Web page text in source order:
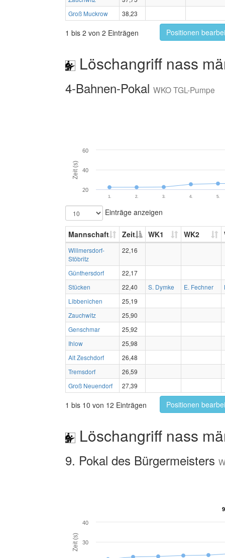
Groß Muckrow
38,23
1 bis 2 von 2 Einträgen Positionen
Löschangriff nass
4-Bahnen-Pokal WKO TGL-Pumpe
Zeit (s)
1. 2. 3. 4. 5.
20
40
60
Einträge anzeigen
Mannschaft Zeit WK1 WK2
Willmersdorf-
Stöbritz
22,16
Günthersdorf
22,17
Stücken
22,40 S. Dymke E. Fechner
Libbenichen
25,19
Zauchwitz
25,90
Genschmar
25,92
Ihlow
25,98
Alt Zeschdorf
26,48
Tremsdorf
26,59
Groß Neuendorf
27,39
1 bis 10 von 12 Einträgen Positionen
Löschangriff nass
9. Pokal des Bürgermeisters
Zeit (s)
40
30